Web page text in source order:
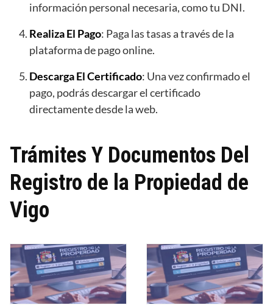
información personal necesaria, como tu DNI.
Realiza El Pago: Paga las tasas a través de la
plataforma de pago online.
Descarga El Certificado: Una vez confirmado el
pago, podrás descargar el certificado
directamente desde la web.
Trámites Y Documentos Del
Registro de la Propiedad de
Vigo